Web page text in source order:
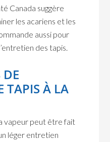
Canada suggère
les acariens et les
aussi pour
des tapis.
TAPIS À LA
vapeur peut être fait
léger entretien